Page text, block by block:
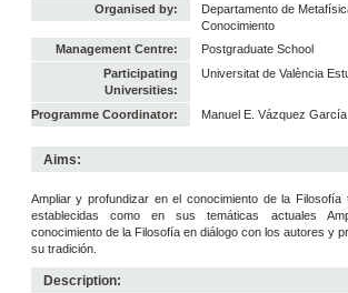
Organised by:
Departamento de
Conocimiento
Management Centre:
Postgraduate School
Participating
Universities:
Universitat de València
Programme Coordinator: Manuel E. Vázquez García
Aims:
Ampliar y profundizar en el conocimiento de la Filosofía
establecidas como en sus temáticas actuales
conocimiento de la Filosofía en diálogo con los autores y
su tradición.
Description: